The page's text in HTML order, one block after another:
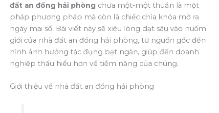
đất an đồng hải phòng chưa một-một thuần là một
pháp phương pháp mà còn là chiếc chìa khóa mở ra
ngày mai số. Bài viết này sẽ xiêu lòng dạt sâu vào nuốm
giới của nhà đất an đồng hải phòng, từ nguồn gốc đến
hình ảnh hưởng tác đụng bạt ngàn, giúp đến doanh
nghiệp thấu hiểu hơn về tiềm năng của chúng.
Giới thiệu về nhà đất an đồng hải phòng